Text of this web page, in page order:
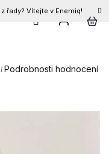
řady? Vítejte v Enemiq!
Podrobnosti hodnocení